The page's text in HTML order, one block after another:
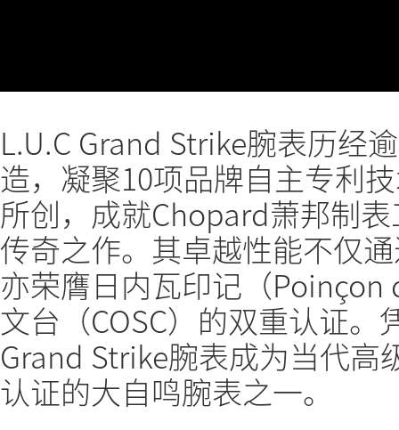
L.U.C Grand Strike腕表历经
造，凝聚10项品牌自主专利
所创，成就Chopard萧邦制
传奇之作。其卓越性能不仅
亦荣膺日内瓦印记（Poinçon
文台（COSC）的双重认证。
Grand Strike腕表成为当代
认证的大自鸣腕表之一。